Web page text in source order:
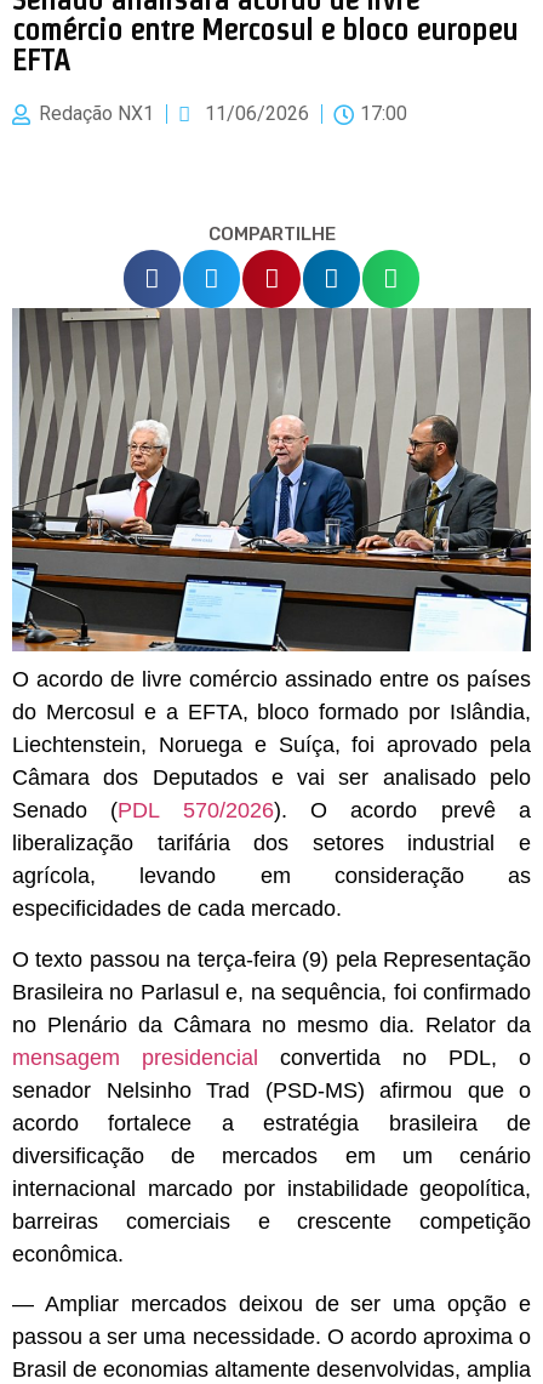
comércio entre Mercosul e bloco europeu
EFTA
Redação NX1 11/06/2026 17:00
COMPARTILHE
O acordo de livre comércio assinado entre os países
do Mercosul e a EFTA, bloco formado por Islândia,
Liechtenstein, Noruega e Suíça,foi aprovado pela
Câmara dos Deputados e vai ser analisado pelo
Senado (PDL 570/2026). O acordo prevê a
liberalização tarifária dos setores industrial e
agrícola, levando em consideração as
especificidades de cada mercado.
O texto passou na terça-feira (9) pela Representação
Brasileira no Parlasul e, na sequência, foi confirmado
no Plenário da Câmara no mesmo dia. Relator da
mensagem presidencial convertida no PDL, o
senador Nelsinho Trad (PSD-MS) afirmou que o
acordo fortalece a estratégia brasileira de
diversificação de mercados em um cenário
internacional marcado por instabilidade geopolítica,
barreiras comerciais e crescente competição
econômica.
— Ampliar mercados deixou de ser uma opção e
passou a ser uma necessidade. O acordo aproxima o
Brasil de economias altamente desenvolvidas, amplia